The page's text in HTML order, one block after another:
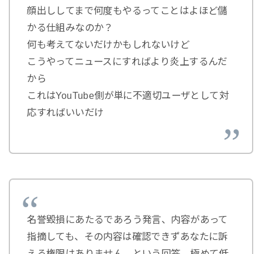
顔出ししてまで何度もやるってことはよほど儲
かる仕組みなのか？
何も考えてないだけかもしれないけど
こうやってニュースにすればより炎上するんだ
から
これはYouTube側が単に不適切ユーザとして対
応すればいいだけ
名誉毀損にあたるであろう発言、内容があって
指摘しても、その内容は確認できずあなたに訴